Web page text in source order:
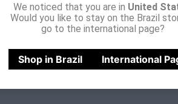
We noticed that you are in United
Would you like to stay on the Brazil
go to the international page?
Shop in Brazil International